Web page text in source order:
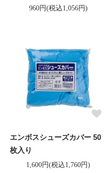
960円(税込1,056円)
エンボスシューズカバー 50
枚入り
1,600円(税込1,760円)